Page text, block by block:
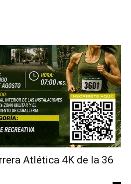
Atlética 4K de la 36